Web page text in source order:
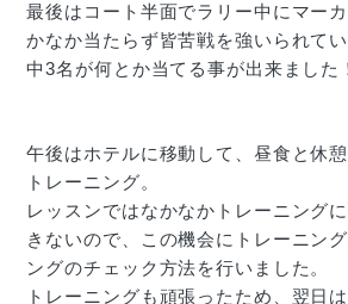
最後はコート半面でラリー中にマー
かなか当たらず皆苦戦を強いられて
中3名が何とか当てる事が出来ました
午後はホテルに移動して、昼食と休
トレーニング。
レッスンではなかなかトレーニング
きないので、この機会にトレーニン
ングのチェック方法を行いました。
トレーニングも頑張ったため、翌日